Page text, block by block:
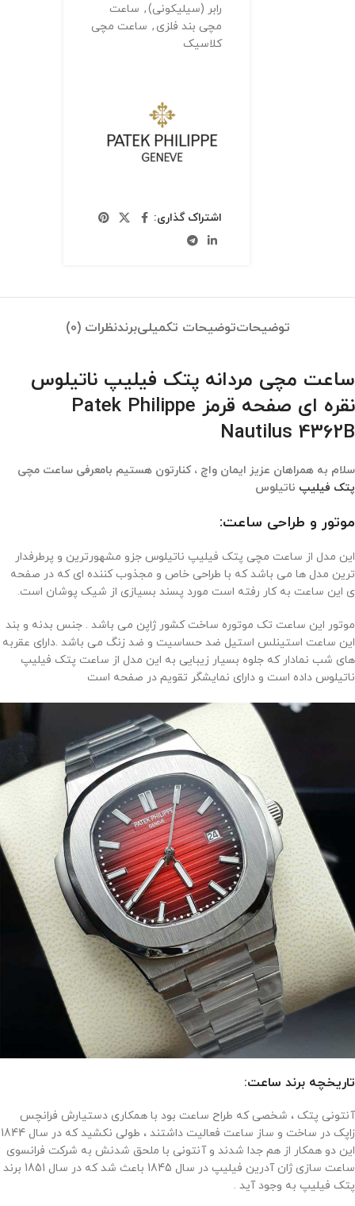
رابر (سیلیکونی), ساعت
مچی بند فلزی , ساعت مچی
کلاسیک
اشتراک گذاری:
توضیحاتتوضیحات تکمیلیبرندنظرات (0)
ساعت مچی مردانه پتک فیلیپ ناتیلوس
نقره ای صفحه قرمز Patek Philippe
Nautilus 4362B
سلام به همراهان عزیز ایمان واچ ، کنارتون هستیم بامعرفی ساعت مچی
پتک فیلیپ ناتیلوس
موتور و طراحی ساعت:
این مدل از ساعت مچی پتک فیلیپ ناتیلوس جزو مشهورترین و پرطرفدار
ترین مدل ها می باشد که با طراحی خاص و مجذوب کننده ای که در صفحه
ی این ساعت به کار رفته است مورد پسند بسیازی از شیک پوشان است.
موتور این ساعت تک موتوره ساخت کشور ژاپن می باشد . جنس بدنه و بند
این ساعت استینلس استیل ضد حساسیت و ضد زنگ می باشد .دارای عقربه
های شب نمادار که جلوه بسیار زیبایی به این مدل از ساعت پتک فیلیپ
ناتیلوس داده است و دارای نمایشگر تقویم در صفحه است
تاریخچه برند ساعت:
آنتونی پتک ، شخصی که طراح ساعت بود با همکاری دستیارش فرانچس
زاپک در ساخت و ساز ساعت فعالیت داشتند ، طولی نکشید که در سال 1844
این دو همکار از هم جدا شدند و آنتونی با ملحق شدنش به شرکت فرانسوی
ساعت سازی ژان آدرین فیلیپ در سال 1845 باعث شد که در سال 1851 برند
پتک فیلیپ به وجود آید .